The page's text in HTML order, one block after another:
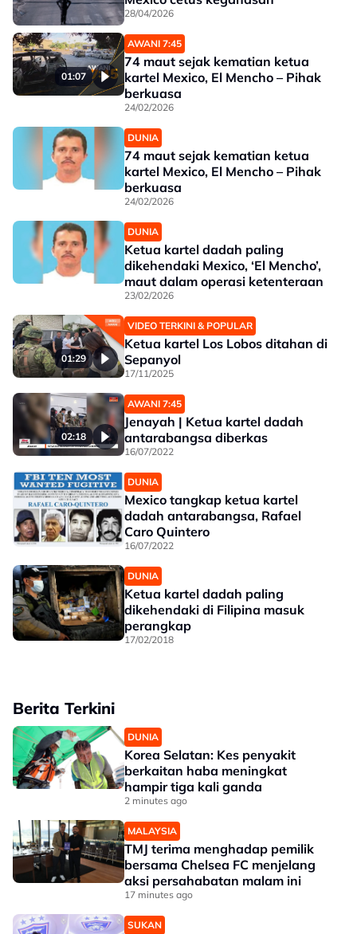
28/04/2026
01:07
AWANI 7:45
74 maut sejak kematian ketua
kartel Mexico, El Mencho – Pihak
berkuasa
24/02/2026
DUNIA
74 maut sejak kematian ketua
kartel Mexico, El Mencho – Pihak
berkuasa
24/02/2026
DUNIA
Ketua kartel dadah paling
dikehendaki Mexico, ‘El Mencho’,
maut dalam operasi ketenteraan
23/02/2026
01:29
VIDEO TERKINI & POPULAR
Ketua kartel Los Lobos ditahan di
Sepanyol
17/11/2025
02:18
AWANI 7:45
Jenayah | Ketua kartel dadah
antarabangsa diberkas
16/07/2022
DUNIA
Mexico tangkap ketua kartel
dadah antarabangsa, Rafael
Caro Quintero
16/07/2022
DUNIA
Ketua kartel dadah paling
dikehendaki di Filipina masuk
perangkap
17/02/2018
Berita Terkini
DUNIA
Korea Selatan: Kes penyakit
berkaitan haba meningkat
hampir tiga kali ganda
2 minutes ago
MALAYSIA
TMJ terima menghadap pemilik
bersama Chelsea FC menjelang
aksi persahabatan malam ini
17 minutes ago
SUKAN